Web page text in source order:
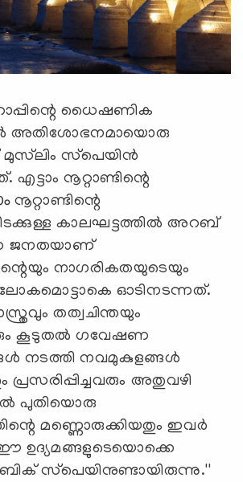
ധൈഷണിക
അതിശോഭനമായൊരു
സ്‌പെയിന്‍
എട്ടാം നൂറ്റാണ്ടിന്റെ
നൂറ്റാണ്ടിന്റെ
കാലഘട്ടത്തില്‍ അറബ്
ജനതയാണ്
നാഗരികതയുടെയും
ലോകമൊട്ടാകെ ഓടിനടന്നത്.
തത്വചിന്തയും
കൂടുതല്‍ ഗവേഷണ
നടത്തി നവമുകുളങ്ങള്‍
പ്രസരിപ്പിച്ചവരും അതുവഴി
പുതിയൊരു
മണ്ണൊരുക്കിയതും ഇവര്‍
ഉദ്യമങ്ങളുടെയൊക്കെ
സ്‌പെയിനുണ്ടായിരുന്നു.''